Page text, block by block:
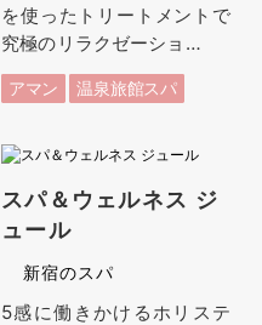
を使ったトリートメントで
究極のリラクゼーショ…
アマン 温泉旅館スパ
スパ＆ウェルネス ジ
ュール
新宿のスパ
5感に働きかけるホリステ